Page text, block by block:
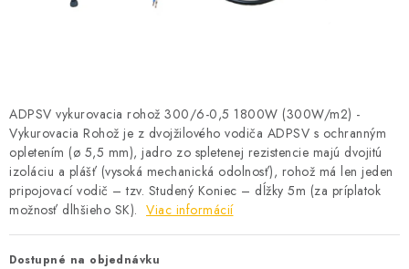
ELEKTRICKÉ VYKUROVANIE A VENTILÁCIA
SVIETIDLÁ A SVETELNÉ ZDROJE
ÚLOŽNÝ MATERIÁL
ZÁSUVKY A VYPÍNAČE
ADPSV vykurovacia rohož 300/6-0,5 1800W (300W/m2) -
Vykurovacia Rohož je z dvojžilového vodiča ADPSV s ochranným
opletením (ø 5,5 mm), jadro zo spletenej rezistencie majú dvojitú
izoláciu a plášť (vysoká mechanická odolnosť), rohož má len jeden
pripojovací vodič – tzv. Studený Koniec – dĺžky 5m (za príplatok
možnosť dlhšieho SK). Viac informácií
Dostupné na objednávku